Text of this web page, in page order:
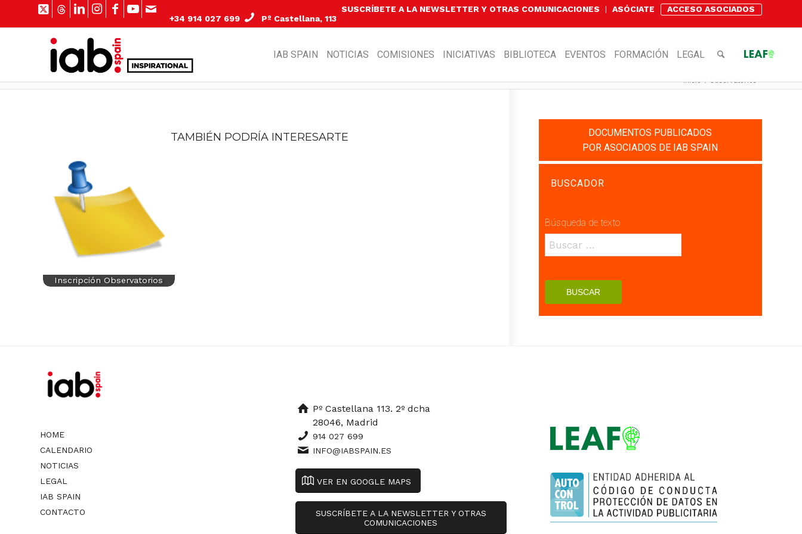
SUSCRÍBETE A LA NEWSLETTER Y OTRAS COMUNICACIONES ASÓCIATE
ACCESO ASOCIADOS
+34 914 027 699
Pº Castellana, 113
IAB SPAIN NOTICIAS COMISIONES INICIATIVAS BIBLIOTECA EVENTOS FORMACIÓN LEGAL
Inicio / Observatorios
TAMBIÉN PODRÍA INTERESARTE
Inscripción Observatorios
DOCUMENTOS PUBLICADOS
POR ASOCIADOS DE IAB SPAIN
BUSCADOR
Búsqueda de texto
HOME
CALENDARIO
NOTICIAS
LEGAL
IAB SPAIN
CONTACTO
Pº Castellana 113. 2º dcha
28046, Madrid
914 027 699
INFO@IABSPAIN.ES
VER EN GOOGLE MAPS
SUSCRÍBETE A LA NEWSLETTER Y OTRAS
COMUNICACIONES